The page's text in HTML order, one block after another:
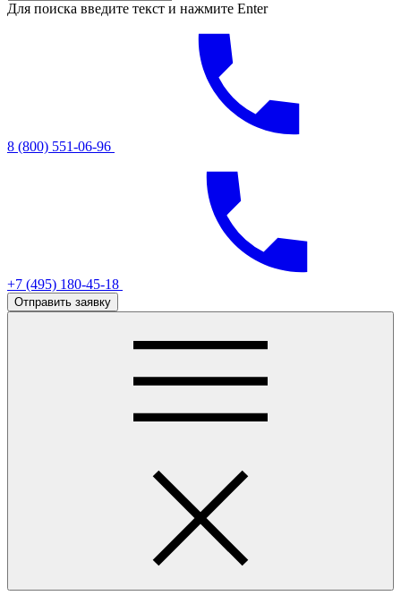
Для поиска введите текст и нажмите Enter
8 (800) 551-06-96
+7 (495) 180-45-18
Отправить заявку